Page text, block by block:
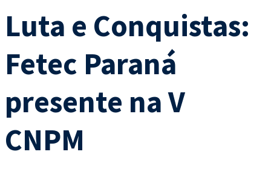
Luta e Conquistas:
Fetec Paraná
presente na V
CNPM